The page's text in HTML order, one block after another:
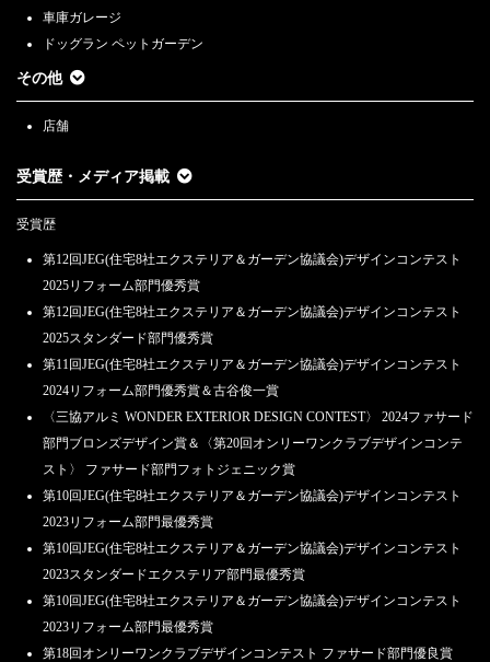
車庫ガレージ
ドッグラン ペットガーデン
その他
店舗
受賞歴・メディア掲載
受賞歴
第12回JEG(住宅8社エクステリア＆ガーデン協議会)デザインコンテスト
2025リフォーム部門優秀賞
第12回JEG(住宅8社エクステリア＆ガーデン協議会)デザインコンテスト
2025スタンダード部門優秀賞
第11回JEG(住宅8社エクステリア＆ガーデン協議会)デザインコンテスト
2024リフォーム部門優秀賞＆古谷俊一賞
〈三協アルミ WONDER EXTERIOR DESIGN CONTEST〉 2024ファサード
部門ブロンズデザイン賞＆〈第20回オンリーワンクラブデザインコンテ
スト〉 ファサード部門フォトジェニック賞
第10回JEG(住宅8社エクステリア＆ガーデン協議会)デザインコンテスト
2023リフォーム部門最優秀賞
第10回JEG(住宅8社エクステリア＆ガーデン協議会)デザインコンテスト
2023スタンダードエクステリア部門最優秀賞
第10回JEG(住宅8社エクステリア＆ガーデン協議会)デザインコンテスト
2023リフォーム部門最優秀賞
第18回オンリーワンクラブデザインコンテスト ファサード部門優良賞